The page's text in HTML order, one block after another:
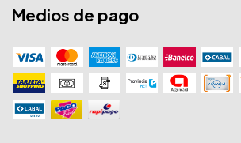
Medios de pago